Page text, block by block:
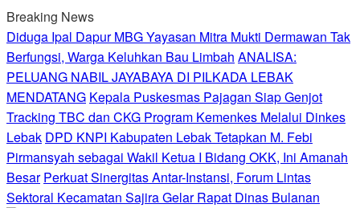
Langsung
ke
konten
Breaking News
Diduga Ipal Dapur MBG Yayasan Mitra Mukti Dermawan Tak
Berfungsi, Warga Keluhkan Bau Limbah ANALISA:
PELUANG NABIL JAYABAYA DI PILKADA LEBAK
MENDATANG Kepala Puskesmas Pajagan Siap Genjot
Tracking TBC dan CKG Program Kemenkes Melalui Dinkes
Lebak DPD KNPI Kabupaten Lebak Tetapkan M. Febi
Pirmansyah sebagai Wakil Ketua I Bidang OKK, Ini Amanah
Besar Perkuat Sinergitas Antar-Instansi, Forum Lintas
Sektoral Kecamatan Sajira Gelar Rapat Dinas Bulanan